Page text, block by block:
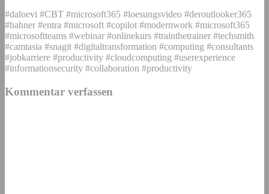
#daloevi #CBT #microsoft365 #loesungsvideo #deroutlooker365
#hahner #entra #microsoft #copilot #modernwork #microsoft365
#microsoftteams #webinar #onlinekurs #trainthetrainer #techsmith
#camtasia #snagit #digitaltransformation #computing #consultants
#jobkarriere #productivity #cloudcomputing #userexperience
#informationsecurity #collaboration #productivity
Kommentar verfassen